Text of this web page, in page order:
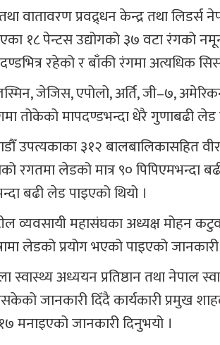
वातावरण प्रवद्र्धन केन्द्र तथा
१८ पेन्टस उद्योगको ३७ वटा रंगको
रहेको र बाँकी रंगमा अत्यधिक
जेजिस, एपोलो, अर्ति, जी–७,
तोकेको मापदण्डभन्दा धेरै गुणाबढी
उपत्यकाका ३१२ बालबालिकासहित
रगतमा लेडको मात्र ९० पिपिएमभन्दा
बढी लेड पाइएको थियो ।
व्यवसायी महासंघका अध्यक्ष मोहन
लेडको प्रयोग भएको पाइएको
स्वास्थ्य अध्ययन प्रतिष्ठान तथा नेपाल
जानकारी दिँदै कार्यकारी प्रमुख
मनाइएको जानकारी दिनुभयो ।